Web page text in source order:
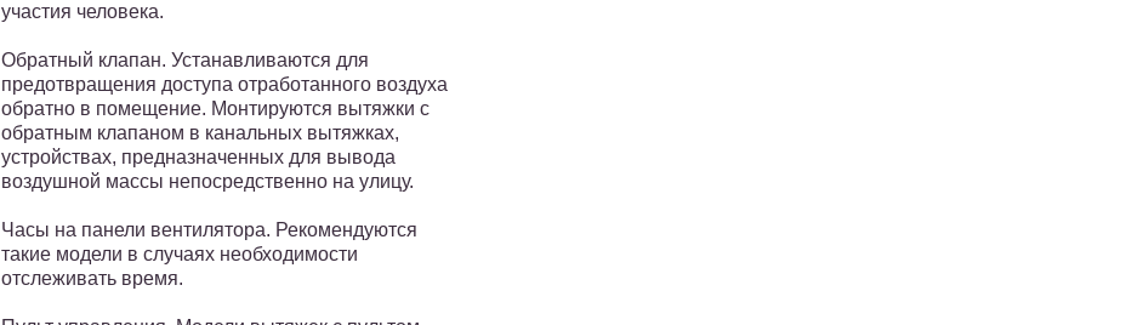
участия человека.
Обратный клапан. Устанавливаются для
предотвращения доступа отработанного воздуха
обратно в помещение. Монтируются вытяжки с
обратным клапаном в канальных вытяжках,
устройствах, предназначенных для вывода
воздушной массы непосредственно на улицу.
Часы на панели вентилятора. Рекомендуются
такие модели в случаях необходимости
отслеживать время.